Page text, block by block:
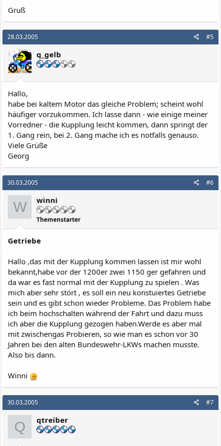
Gruß
28.03.2005 #5
q_gelb
Hallo,
habe bei kaltem Motor das gleiche Problem; scheint wohl
häufiger vorzukommen. Ich lasse dann - wie einige meiner
Vorredner - die Kupplung leicht kommen, dann springt der
1. Gang rein, bei 2. Gang mache ich es notfalls genauso.
Viele Grüße
Georg
30.03.2005 #6
W winni
Themenstarter
Getriebe
Hallo ,das mit der Kupplung kommen lassen ist mir wohl
bekannt,habe vor der 1200er zwei 1150 ger gefahren und
da war es fast normal mit der Kupplung zu spielen . Was
mich aber sehr stört , es soll ein neu konstuiertes Getriebe
sein und es gibt schon wieder Probleme. Das Problem habe
ich beim hochschalten während der Fahrt und dazu muss
ich aber die Kupplung gezogen haben.Werde es aber mal
mit zwischengas Probieren, so wie man es schon vor 30
Jahren bei den alten Bundeswehr-LKWs machen musste.
Also bis dann.
Winni
30.03.2005 #7
Q qtreiber